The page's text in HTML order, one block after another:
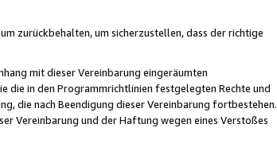
zurückbehalten, um sicherzustellen, dass der richtige
mit dieser Vereinbarung eingeräumten
die in den Programmrichtlinien festgelegten Rechte und
die nach Beendigung dieser Vereinbarung fortbestehen.
Vereinbarung und der Haftung wegen eines Verstoßes